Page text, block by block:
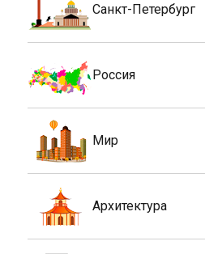
Санкт-Петербург
Россия
Мир
Архитектура